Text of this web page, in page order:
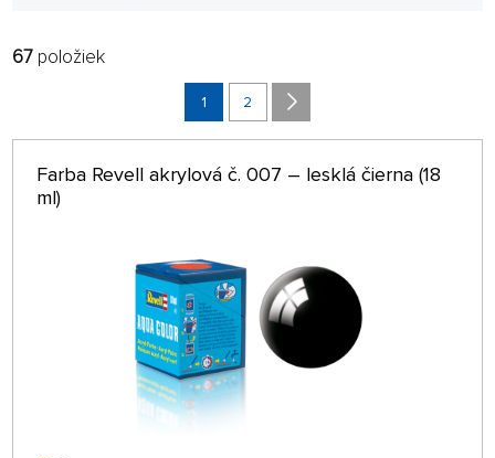
FILTROVAŤ:
ABECEDNE
64 NA STRÁNKE
67 položiek
1 2
Farba Revell akrylová č. 007 – lesklá čierna (18
ml)